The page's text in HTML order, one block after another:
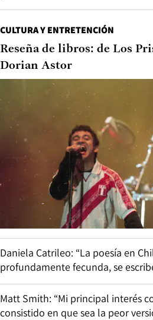
CULTURA Y ENTRETENCIÓN
Reseña de libros: de Los
Dorian Astor
Daniela Catrileo: “La poesía en
profundamente fecunda, se
Matt Smith: “Mi principal interés
consistido en que sea la peor